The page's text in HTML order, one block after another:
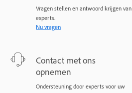
Vragen stellen en antwoord krijgen van
experts.
Nu vragen
Contact met ons
opnemen
Ondersteuning door experts voor uw